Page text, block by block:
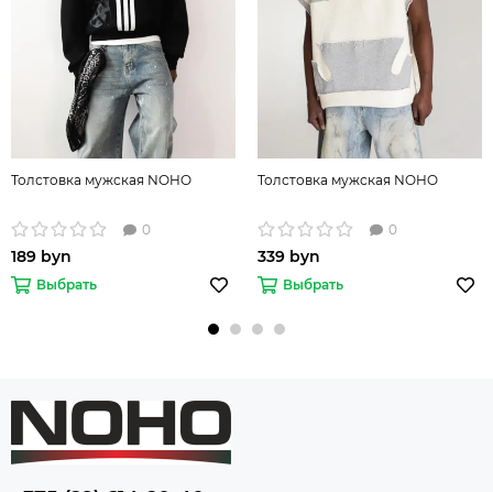
Толстовка мужская NOHO
0
189 byn
Выбрать
Толстовка мужская NOHO
0
339 byn
Выбрать